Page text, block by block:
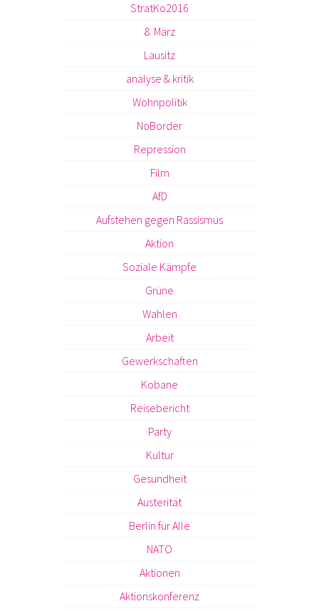
StratKo2016
8. März
Lausitz
analyse & kritik
Wohnpolitik
NoBorder
Repression
Film
AfD
Aufstehen gegen Rassismus
Aktion
Soziale Kämpfe
Grüne
Wahlen
Arbeit
Gewerkschaften
Kobane
Reisebericht
Party
Kultur
Gesundheit
Austerität
Berlin für Alle
NATO
Aktionen
Aktionskonferenz